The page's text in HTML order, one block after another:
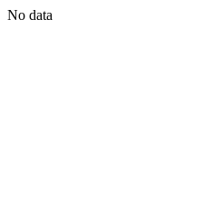
No data